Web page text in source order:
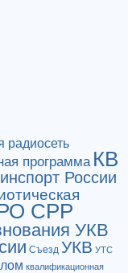
радиосеть
программа КВ
России
СРР
УКВ
Съезд УКВ УТС
квалификационная